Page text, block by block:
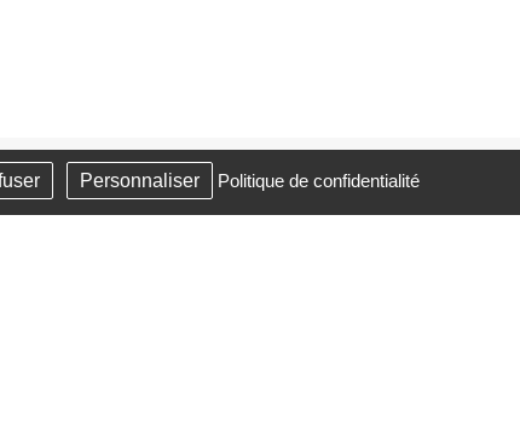
HORAIRES
Personnaliser Politique de confidentialité